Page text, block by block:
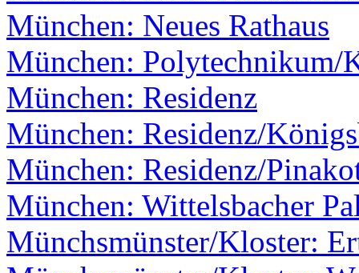
München: Neues Rathaus
München: Polytechnikum/
München: Residenz
München: Residenz/
München: Residenz/
München: Wittelsbacher
Münchsmünster/Kloster: